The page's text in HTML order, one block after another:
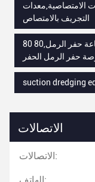
الامتصاصية,معدات
التجريف بالامتصاص
80 متر مكعب/ساعة حفر الرمل,80 cbm/h قاطعة جرافة
suction dredging
الاتصالات
الاتصالات: